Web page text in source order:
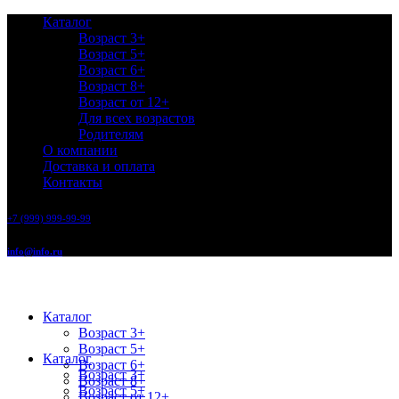
Каталог
Возраст 3+
Возраст 5+
Возраст 6+
Возраст 8+
Возраст от 12+
Для всех возрастов
Родителям
О компании
Доставка и оплата
Контакты
+7 (999) 999-99-99
info@info.ru
Каталог
Возраст 3+
Возраст 5+
Возраст 6+
Возраст 8+
Каталог
Возраст 3+
Возраст 5+